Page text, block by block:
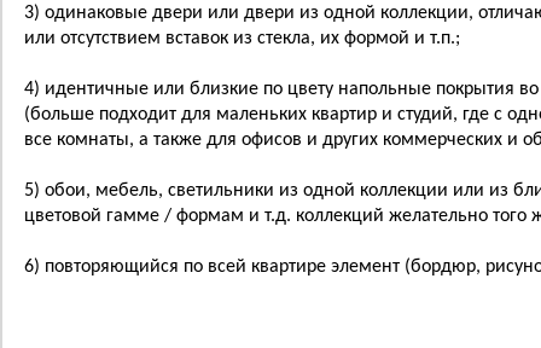
3) одинаковые двери или двери из одной коллекции,
или отсутствием вставок из стекла, их формой и т.п.;
4) идентичные или близкие по цвету напольные покрытия
(больше подходит для маленьких квартир и студий, где с
все комнаты, а также для офисов и других коммерческих и
5) обои, мебель, светильники из одной коллекции или из
цветовой гамме / формам и т.д. коллекций желательно того
6) повторяющийся по всей квартире элемент (бордюр,